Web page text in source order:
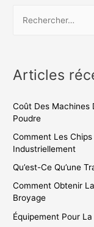
Articles
Coût Des Machines
Poudre
Comment Les
Industriellement
Qu’est-Ce Qu’une
Comment Obtenir
Broyage
Équipement Pour